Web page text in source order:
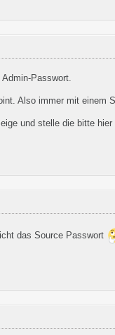
Passwort.
Also immer mit einem
und stelle die bitte hier
das Source Passwort